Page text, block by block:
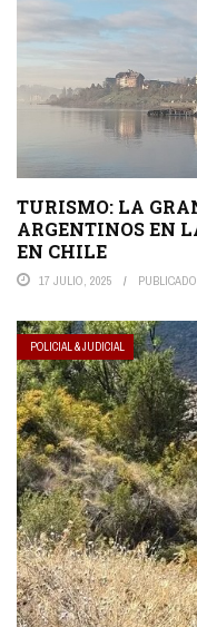
TURISMO: LA
ARGENTINOS EN
EN CHILE
17 JULIO, 2025
POLICIAL & JUDICIAL